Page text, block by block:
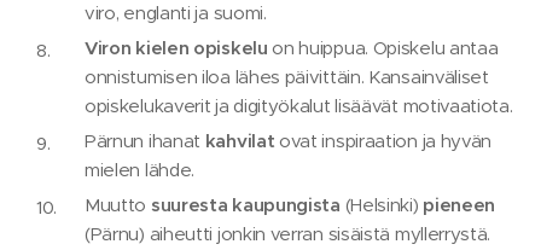
viro, englanti ja suomi.
Viron kielen opiskelu on huippua. Opiskelu antaa
onnistumisen iloa lähes päivittäin. Kansainväliset
opiskelukaverit ja digityökalut lisäävät motivaatiota.
Pärnun ihanat kahvilat ovat inspiraation ja hyvän
mielen lähde.
Muutto suuresta kaupungista (Helsinki) pieneen
(Pärnu) aiheutti jonkin verran sisäistä myllerrystä.